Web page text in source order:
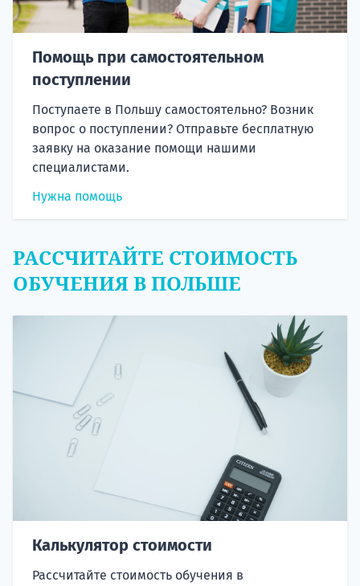
Помощь при самостоятельном
поступлении
Поступаете в Польшу самостоятельно? Возник
вопрос о поступлении? Отправьте бесплатную
заявку на оказание помощи нашими
специалистами.
Нужна помощь
РАССЧИТАЙТЕ СТОИМОСТЬ
ОБУЧЕНИЯ В ПОЛЬШЕ
Калькулятор стоимости
Рассчитайте стоимость обучения в